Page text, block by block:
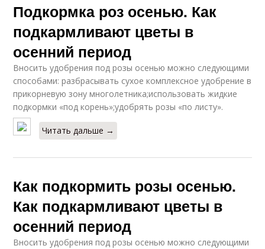
Подкормка роз осенью. Как
подкармливают цветы в
осенний период
Вносить удобрения под розы осенью можно следующими
способами: разбрасывать сухое комплексное удобрение в
прикорневую зону многолетника;использовать жидкие
подкормки «под корень»;удобрять розы «по листу».
Читать дальше →
Как подкормить розы осенью.
Как подкармливают цветы в
осенний период
Вносить удобрения под розы осенью можно следующими